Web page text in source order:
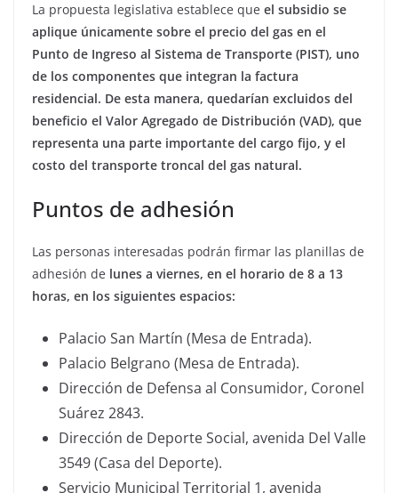
La propuesta legislativa establece que el subsidio se
aplique únicamente sobre el precio del gas en el
Punto de Ingreso al Sistema de Transporte (PIST), uno
de los componentes que integran la factura
residencial. De esta manera, quedarían excluidos del
beneficio el Valor Agregado de Distribución (VAD), que
representa una parte importante del cargo fijo, y el
costo del transporte troncal del gas natural.
Puntos de adhesión
Las personas interesadas podrán firmar las planillas de
adhesión de lunes a viernes, en el horario de 8 a 13
horas, en los siguientes espacios:
Palacio San Martín (Mesa de Entrada).
Palacio Belgrano (Mesa de Entrada).
Dirección de Defensa al Consumidor, Coronel
Suárez 2843.
Dirección de Deporte Social, avenida Del Valle
3549 (Casa del Deporte).
Servicio Municipal Territorial 1, avenida